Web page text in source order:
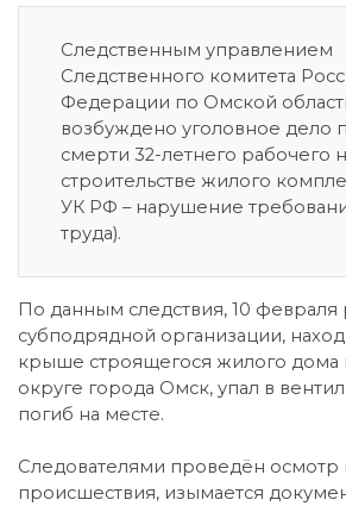
Следственным управлением
Следственного комитета
Федерации по Омской
возбуждено уголовное дело
смерти 32-летнего рабочего
строительстве жилого
УК РФ – нарушение
труда).
По данным следствия, 10 февраля
субподрядной организации,
крыше строящегося жилого дома
округе города Омск, упал в
погиб на месте.
Следователями проведён осмотр
происшествия, изымается